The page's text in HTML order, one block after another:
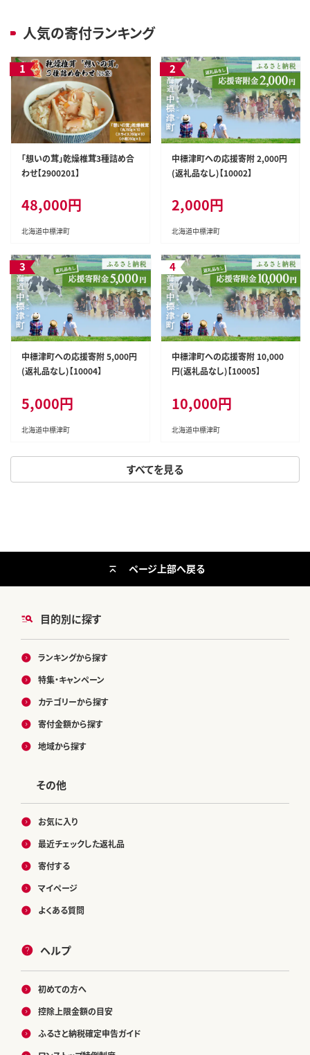
人気の寄付ランキング
すべてを見る
「想いの茸」乾燥椎茸3種詰め合
わせ【2900201】
48,000円
北海道中標津町
中標津町への応援寄附 2,000円
(返礼品なし)【10002】
2,000円
北海道中標津町
中標津町への応援寄附 5,000円
(返礼品なし)【10004】
5,000円
北海道中標津町
中標津町への応援寄附 10,000
円(返礼品なし)【10005】
10,000円
北海道中標津町
目的別に探す
ランキングから探す
特集・キャンペーン
カテゴリーから探す
寄付金額から探す
地域から探す
その他
お気に入り
最近チェックした返礼品
寄付する
マイページ
よくある質問
ヘルプ
初めての方へ
控除上限金額の目安
ふるさと納税確定申告ガイド
ページ上部へ戻る